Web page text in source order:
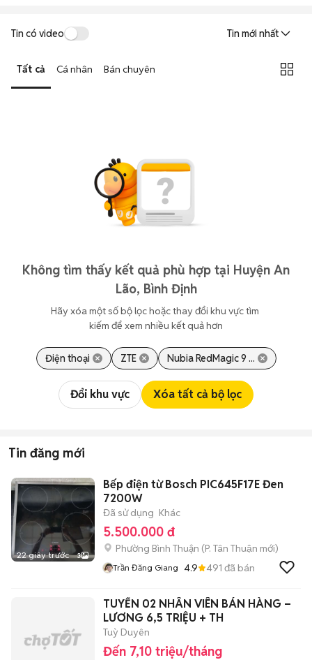
Tin có video Tin mới nhất
Tất cả Cá nhân Bán chuyên
Không tìm thấy kết quả phù hợp tại Huyện An
Lão, Bình Định
Hãy xóa một số bộ lọc hoặc thay đổi khu vực tìm
kiếm để xem nhiều kết quả hơn
Điện thoại ZTE Nubia RedMagic 9 ...
Đổi khu vực Xóa tất cả bộ lọc
Tin đăng mới
22 giây trước 3
Bếp điện từ Bosch PIC645F17E Đen
7200W
Đã sử dụng Khác
5.500.000 đ
Phường Bình Thuận (P. Tân Thuận mới)
Trần Đăng Giang 4.9 491 đã bán
TUYỂN 02 NHÂN VIÊN BÁN HÀNG –
LƯƠNG 6,5 TRIỆU + TH
Tuỳ Duyên
Đến 7,10 triệu/tháng